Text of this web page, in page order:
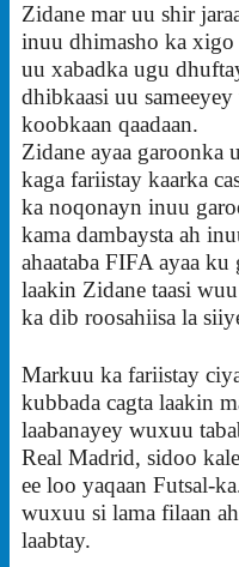
Zidane mar uu shir
inuu dhimasho ka xigo
uu xabadka ugu
dhibkaasi uu
koobkaan qaadaan.
Zidane ayaa garoonka
kaga fariistay kaarka
ka noqonayn inuu
kama dambaysta ah
ahaataba FIFA ayaa
laakin Zidane taasi
ka dib roosahiisa la
Markuu ka fariistay
kubbada cagta laakin
laabanayey wuxuu
Real Madrid, sidoo
ee loo yaqaan Futsal-
wuxuu si lama filaan
laabtay.